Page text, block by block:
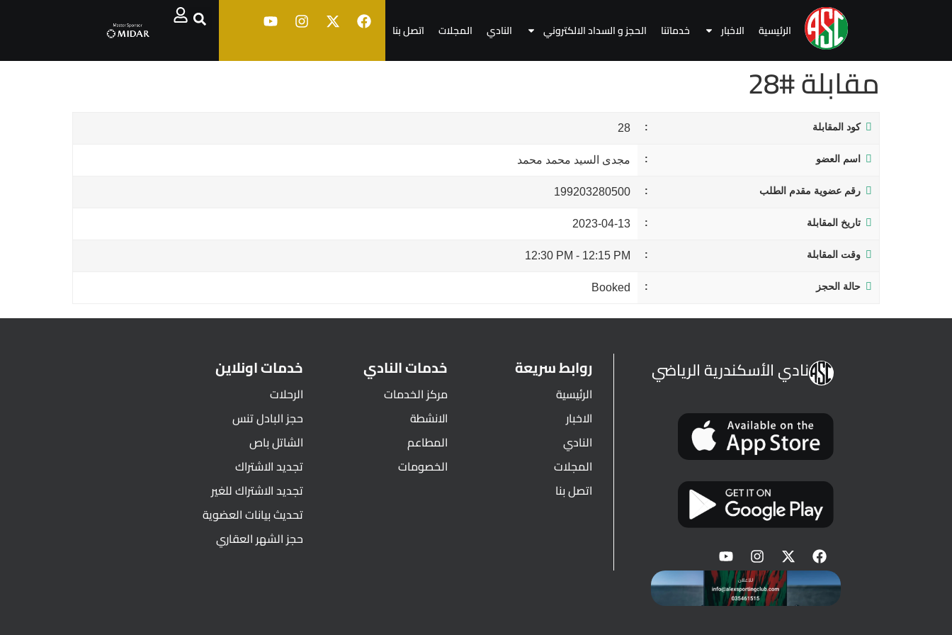
الرئيسية الاخبار خدماتنا الحجز و السداد الالكتروني النادي المجلات اتصل بنا
مقابلة #28
كود المقابلة 28
اسم العضو مجدى السيد محمد محمد
رقم عضوية مقدم الطلب 199203280500
تاريخ المقابلة 2023-04-13
وقت المقابلة 12:15 PM
-
12:30 PM
حالة الحجز Booked
نادي الأسكندرية الرياضي روابط سريعة
الرئيسية
الاخبار
النادي
المجلات
اتصل بنا
خدمات النادي
مركز الخدمات
الانشطة
المطاعم
الخصومات
خدمات اونلاين
الرحلات
حجز البادل تنس
الشاتل باص
تجديد الاشتراك
تجديد الاشتراك للغير
تحديث بيانات العضوية
حجز الشهر العقاري